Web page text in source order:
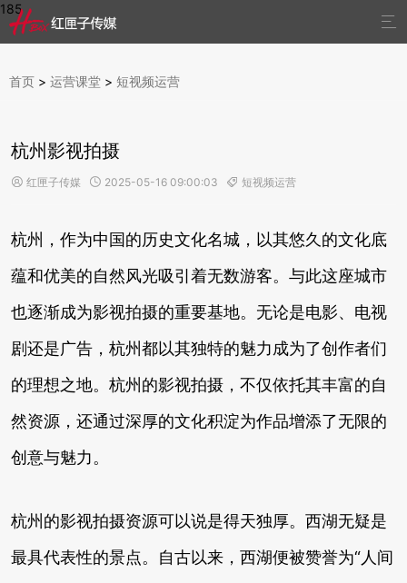
185

首页 > 运营课堂 > 短视频运营
杭州影视拍摄
 红匣子传媒  2025-05-16 09:00:03  短视频运营
杭州，作为中国的历史文化名城，以其悠久的文化底
蕴和优美的自然风光吸引着无数游客。与此这座城市
也逐渐成为影视拍摄的重要基地。无论是电影、电视
剧还是广告，杭州都以其独特的魅力成为了创作者们
的理想之地。杭州的影视拍摄，不仅依托其丰富的自
然资源，还通过深厚的文化积淀为作品增添了无限的
创意与魅力。
杭州的影视拍摄资源可以说是得天独厚。西湖无疑是
最具代表性的景点。自古以来，西湖便被赞誉为“人间